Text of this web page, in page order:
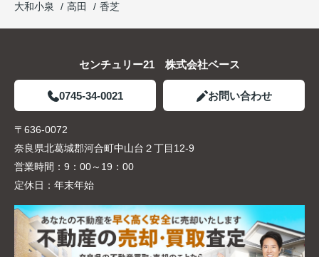
大和小泉
高田 香芝
センチュリー21 株式会社ベース
0745-34-0021 お問い合わせ
〒636-0072
奈良県北葛城郡河合町中山台２丁目12-9
営業時間： 9：00～19：00
定休日： 年末年始